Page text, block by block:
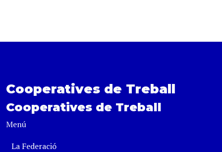
Cooperatives de Treball
Cooperatives de Treball
Menú
La Federació